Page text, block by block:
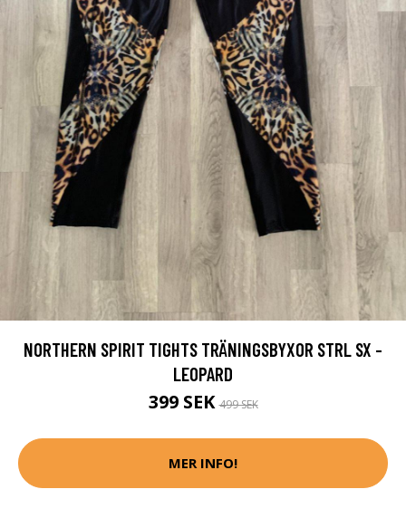
NORTHERN SPIRIT TIGHTS TRÄNINGSBYXOR STRL SX -
LEOPARD
399 SEK499 SEK
MER INFO!